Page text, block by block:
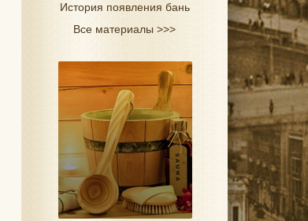
История появления бань
Все материалы >>>